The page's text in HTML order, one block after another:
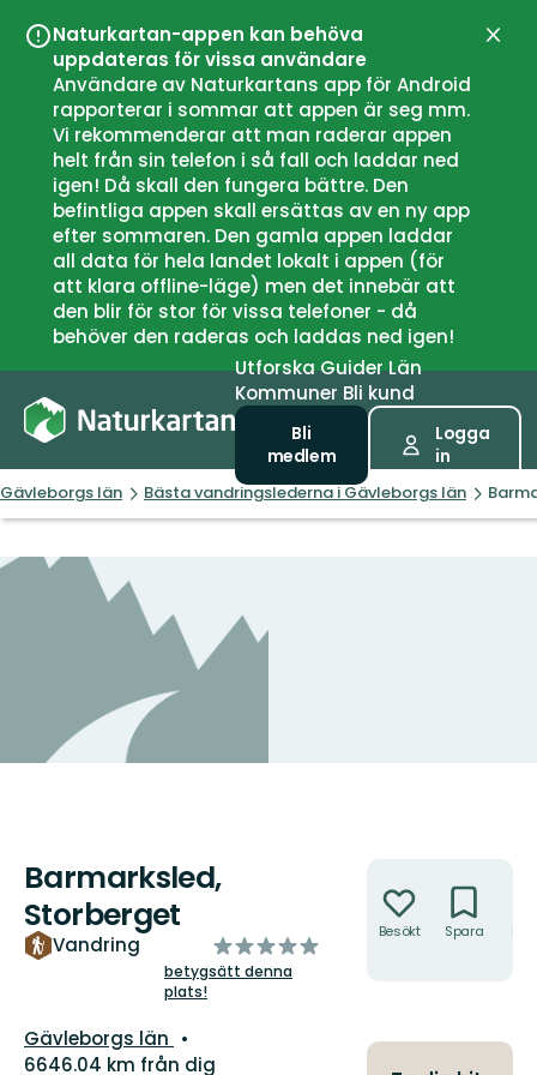
Naturkartan-appen kan behöva
uppdateras för vissa användare
Användare av Naturkartans app för Android
rapporterar i sommar att appen är seg mm.
Vi rekommenderar att man raderar appen
helt från sin telefon i så fall och laddar ned
igen! Då skall den fungera bättre. Den
befintliga appen skall ersättas av en ny app
efter sommaren. Den gamla appen laddar
all data för hela landet lokalt i appen (för
att klara offline-läge) men det innebär att
den blir för stor för vissa telefoner - då
behöver den raderas och laddas ned igen!
UtforskaGuiderLän
Kommuner Bli kund
Bli
medlem
Logga
in
Gävleborgs län Bästa vandringslederna i Gävleborgs län
Barmarksled,
Storberget
Vandring
av
5
betygsätt denna
plats!
Län:
Gävleborgs län
6646.04 km från dig
Besökt Spara